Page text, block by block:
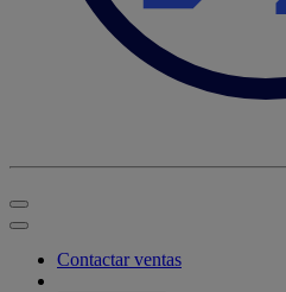
Contactar ventas